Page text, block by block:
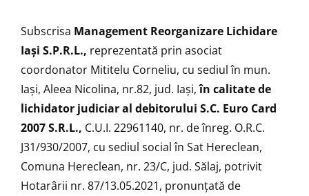
Subscrisa Management Reorganizare Lichidare
Iaşi S.P.R.L., reprezentată prin asociat
coordonator Mititelu Corneliu, cu sediul în mun.
Iași, Aleea Nicolina, nr.82, jud. Iași,în calitate de
lichidator judiciar al debitorului S.C. Euro Card
2007 S.R.L., C.U.I. 22961140, nr. de înreg. O.R.C.
J31/930/2007, cu sediul social în Sat Hereclean,
Comuna Hereclean, nr. 23/C, jud. Sălaj, potrivit
Hotarârii nr. 87/13.05.2021, pronunţată de